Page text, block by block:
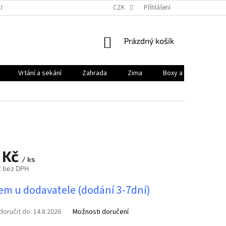
PODMÍNKY PODMÍNKY OCHRANY OSOBNÍCH ÚDAJŮ
CZK Přihlášení
NÁKUPNÍ
Prázdný košík
Vrtání a sekání Zahrada Zima Boxy a brašny
/ ks
bez DPH
u dodavatele (dodání 3-7dní)
do: 14.8.2026 Možnosti doručení